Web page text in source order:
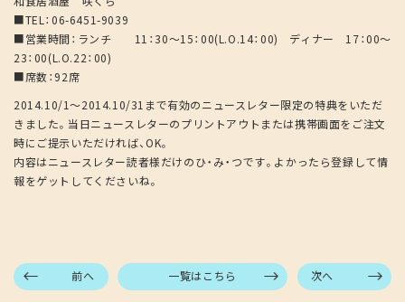
■TEL：06-6451-9039
■営業時間：ランチ 11：30～15：00(L.O.14：00) ディナー 17：00～
23：00(L.O.22：00)
■席数：92席
2014.10/1～2014.10/31まで有効のニュースレター限定の特典をいただ
きました。当日ニュースレターのプリントアウトまたは携帯画面をご注文
時にご提示いただければ、OK。
内容はニュースレター読者様だけのひ・み・つです。よかったら登録して情
報をゲットしてくださいね。
前へ 一覧はこちら 次へ